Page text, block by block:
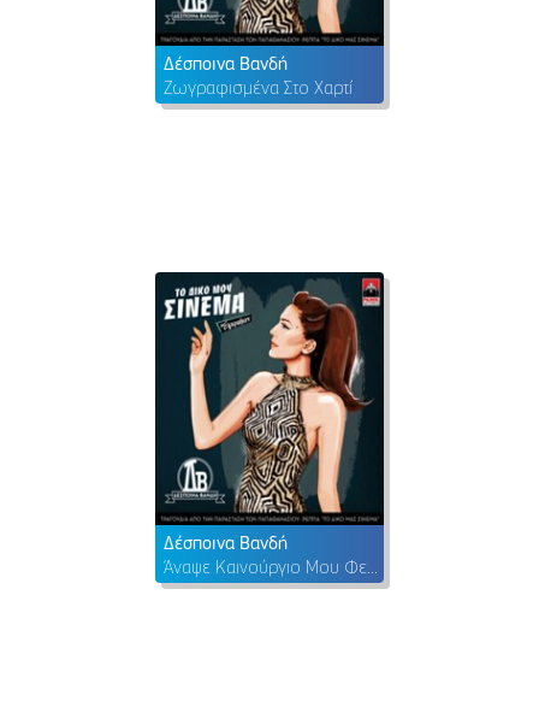
Δέσποινα Βανδή
Ζωγραφισμένα Στο Χαρτί
Δέσποινα Βανδή